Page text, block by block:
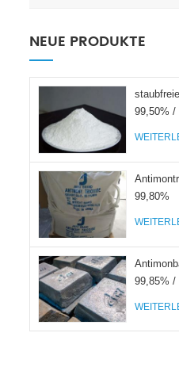
NEUE PRODUKTE
99,50% /
99,80%
99,85% /